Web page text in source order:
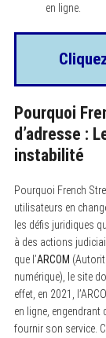
en ligne.
Pourquoi
d’adresse :
instabilité
Pourquoi French
utilisateurs en
les défis juridiques
à des actions
que l’ARCOM
numérique), le site
effet, en 2021,
en ligne, engendrant
fournir son service.